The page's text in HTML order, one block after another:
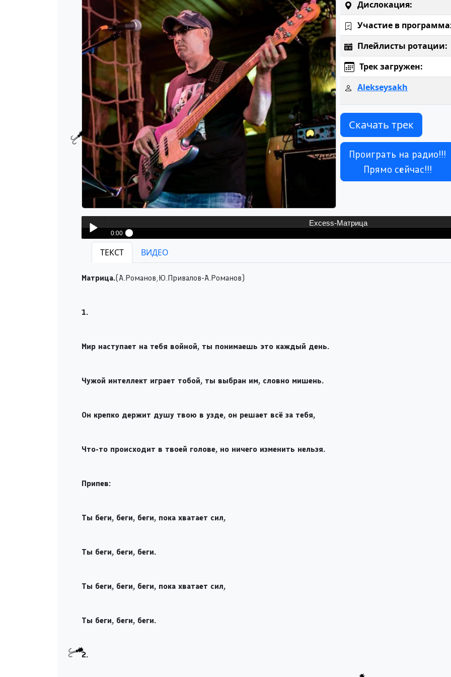
Дислокация:
Участие в
Плейлисты ротации:
Трек загружен:
Alekseysakh
Скачать трек
Проиграть на радио!!!
Прямо сейчас!!!
Excess-Матрица
0:00
Excess-Матрица
ТЕКСТ ВИДЕО
Матрица.(А.Романов,Ю.Привалов-А.Романов)
1.
Мир наступает на тебя войной, ты понимаешь это каждый день.
Чужой интеллект играет тобой, ты выбран им, словно мишень.
Он крепко держит душу твою в узде, он решает всё за тебя,
Что-то происходит в твоей голове, но ничего изменить нельзя.
Припев:
Ты беги, беги, беги, пока хватает сил,
Ты беги, беги, беги.
Ты беги, беги, беги, пока хватает сил,
Ты беги, беги, беги.
2.